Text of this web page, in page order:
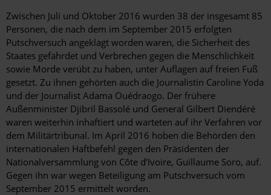
Zwischen Juli und Oktober 2016 wurden 38 der insgesamt 85
Personen, die nach dem im September 2015 erfolgten
Putschversuch angeklagt worden waren, die Sicherheit des
Staates gefährdet und Verbrechen gegen die Menschlichkeit
sowie Morde verübt zu haben, unter Auflagen auf freien Fuß
gesetzt. Zu ihnen gehörten auch die Journalistin Caroline Yoda
und der Journalist Adama Ouédraogo. Der frühere
Außenminister Djibril Bassolé und General Gilbert Diendéré
waren weiterhin inhaftiert und warteten auf ihr Verfahren vor
dem Militärtribunal. Im April 2016 hoben die Behörden den
internationalen Haftbefehl gegen den Präsidenten der
Nationalversammlung von Côte d’Ivoire, Guillaume Soro, auf.
Gegen ihn war wegen Beteiligung am Putschversuch vom
September 2015 ermittelt worden.